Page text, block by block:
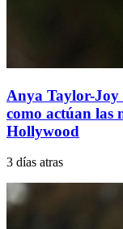
Anya Taylor-Joy
como actúan las
Hollywood
3 días atras